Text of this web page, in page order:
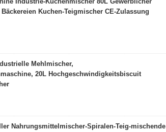
Kuchen-Teigmischer CE-Zulassung
Mehlmischer,
20L Hochgeschwindigkeitsbiscuit
Nahrungsmittelmischer-Spiralen-Teig-mischende